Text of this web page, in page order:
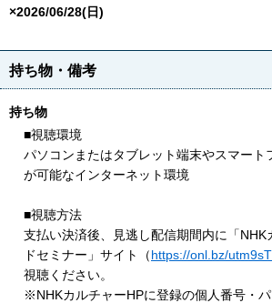
×2026/06/28(日)
持ち物・備考
持ち物
■視聴環境
パソコンまたはタブレット端末やスマート
が可能なインターネット環境
■視聴方法
支払い決済後、見逃し配信期間内に「NHK
ドセミナー」サイト（https://onl.bz/
視聴ください。
※NHKカルチャーHPに登録の個人番号・